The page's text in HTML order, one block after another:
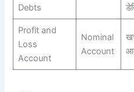
Debts
Profit and
Loss
Account
Nominal
Account